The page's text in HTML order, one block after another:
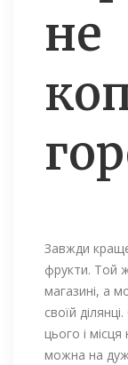
не
Завжди
фрукти. Той
магазині, а
своїй
цього і
можна на